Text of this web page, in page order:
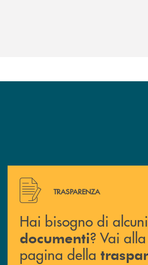
Hai bisogno di alcuni
TRASPARENZA
Hai bisogno di alcuni
documenti? Vai alla
pagina della